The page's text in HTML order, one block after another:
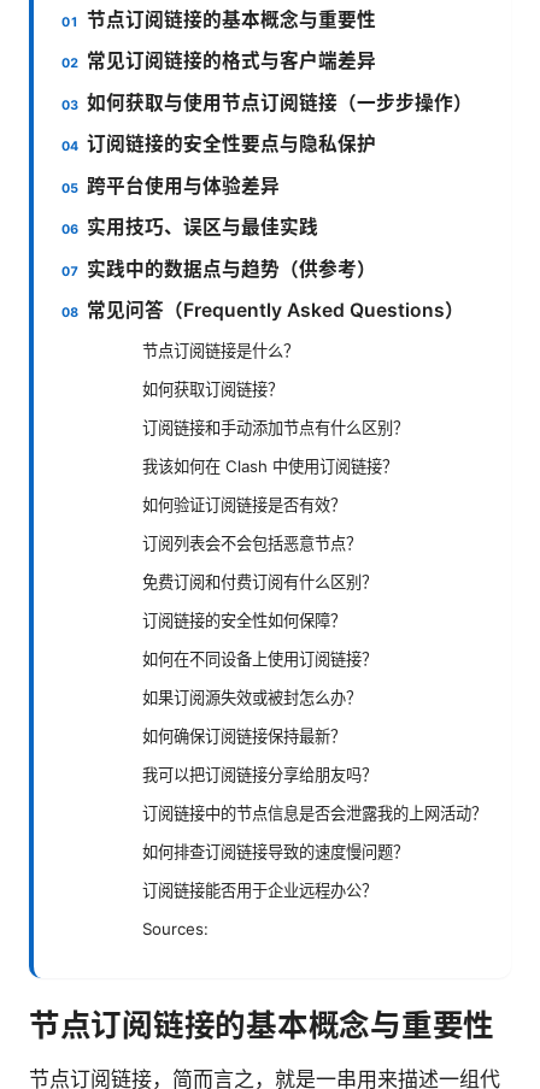
节点订阅链接的基本概念与重要性
常见订阅链接的格式与客户端差异
如何获取与使用节点订阅链接（一步步操作）
订阅链接的安全性要点与隐私保护
跨平台使用与体验差异
实用技巧、误区与最佳实践
实践中的数据点与趋势（供参考）
常见问答（Frequently Asked Questions）
节点订阅链接是什么？
如何获取订阅链接？
订阅链接和手动添加节点有什么区别？
我该如何在 Clash 中使用订阅链接？
如何验证订阅链接是否有效？
订阅列表会不会包括恶意节点？
免费订阅和付费订阅有什么区别？
订阅链接的安全性如何保障？
如何在不同设备上使用订阅链接？
如果订阅源失效或被封怎么办？
如何确保订阅链接保持最新？
我可以把订阅链接分享给朋友吗？
订阅链接中的节点信息是否会泄露我的上网活动？
如何排查订阅链接导致的速度慢问题？
订阅链接能否用于企业远程办公？
Sources:
节点订阅链接的基本概念与重要性
节点订阅链接，简而言之，就是一串用来描述一组代